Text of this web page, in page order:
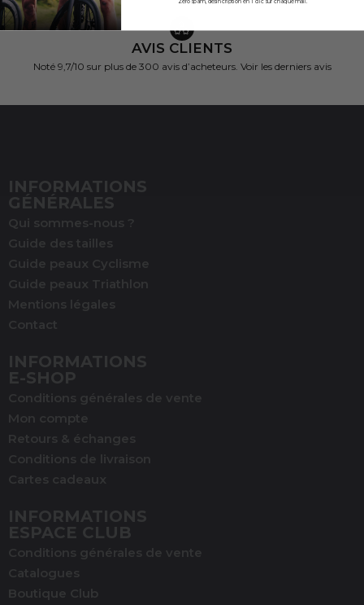
AVIS CLIENTS
Noté 9,7/10 sur plus de 300 avis d’acheteurs. Voir les derniers avis
INFORMATIONS
GÉNÉRALES
Qui sommes-nous ?
Guide des tailles
Guide peaux Cyclisme
Guide peaux Triathlon
Mentions légales
Contact
INFORMATIONS
E-SHOP
Conditions générales de vente
Mon compte
Retours & échanges
Conditions de livraison
Cartes cadeaux
INFORMATIONS
ESPACE CLUB
Conditions générales de vente
Catalogues
Boutique Club